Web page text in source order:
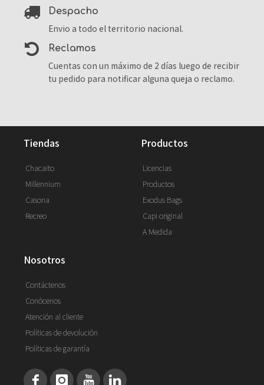
despacho
Envio a todo el territorio nacional.
reclamos
Cuentas con un máximo de 2 días luego de recibir
tu pedido para notificar alguna queja o reclamo.
tiendas
Chacaito
Millennium
Casona
Recreo
productos
Licencias
Productos
Exodus Bags
Capi original
A Medida
nosotros
Contáctenos
Conócenos
Atención al cliente
Políticas de devolución
Políticas de garantía